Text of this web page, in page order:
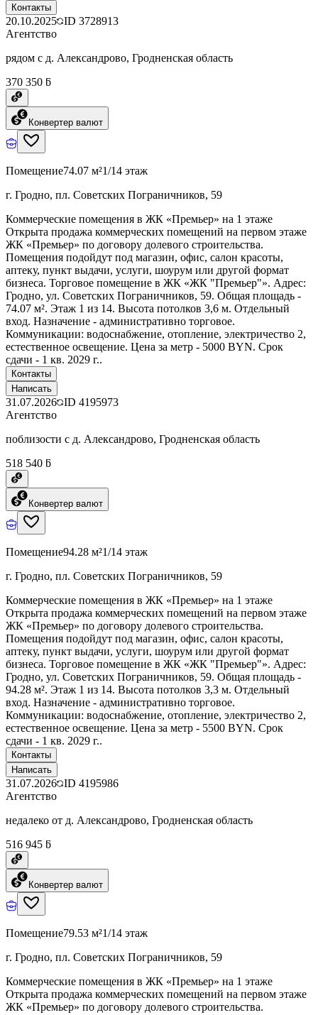
Контакты
20.10.2025 ID 3728913
Агентство
рядом с д. Александрово, Гродненская область
370 350 ƃ
Конвертер валют
Помещение74.07 м²1/14 этаж
г. Гродно, пл. Советских Пограничников, 59
Коммерческие помещения в ЖК «Премьер» на 1 этаже
Открыта продажа коммерческих помещений на первом этаже
ЖК «Премьер» по договору долевого строительства.
Помещения подойдут под магазин, офис, салон красоты,
аптеку, пункт выдачи, услуги, шоурум или другой формат
бизнеса. Торговое помещение в ЖК «ЖК "Премьер"». Адрес:
Гродно, ул. Советских Пограничников, 59. Общая площадь -
74.07 м². Этаж 1 из 14. Высота потолков 3,6 м. Отдельный
вход. Назначение - административно торговое.
Коммуникации: водоснабжение, отопление, электричество 2,
естественное освещение. Цена за метр - 5000 BYN. Срок
сдачи - 1 кв. 2029 г..
Контакты
Написать
31.07.2026 ID 4195973
Агентство
поблизости с д. Александрово, Гродненская область
518 540 ƃ
Конвертер валют
Помещение94.28 м²1/14 этаж
г. Гродно, пл. Советских Пограничников, 59
Коммерческие помещения в ЖК «Премьер» на 1 этаже
Открыта продажа коммерческих помещений на первом этаже
ЖК «Премьер» по договору долевого строительства.
Помещения подойдут под магазин, офис, салон красоты,
аптеку, пункт выдачи, услуги, шоурум или другой формат
бизнеса. Торговое помещение в ЖК «ЖК "Премьер"». Адрес:
Гродно, ул. Советских Пограничников, 59. Общая площадь -
94.28 м². Этаж 1 из 14. Высота потолков 3,3 м. Отдельный
вход. Назначение - административно торговое.
Коммуникации: водоснабжение, отопление, электричество 2,
естественное освещение. Цена за метр - 5500 BYN. Срок
сдачи - 1 кв. 2029 г..
Контакты
Написать
31.07.2026 ID 4195986
Агентство
недалеко от д. Александрово, Гродненская область
516 945 ƃ
Конвертер валют
Помещение79.53 м²1/14 этаж
г. Гродно, пл. Советских Пограничников, 59
Коммерческие помещения в ЖК «Премьер» на 1 этаже
Открыта продажа коммерческих помещений на первом этаже
ЖК «Премьер» по договору долевого строительства.